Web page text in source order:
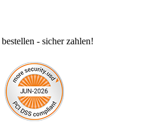
- sicher zahlen!